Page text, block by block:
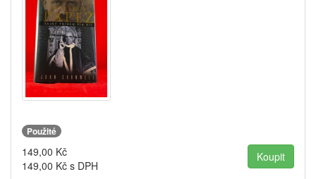
Použité
149,00 Kč
149,00 Kč s DPH